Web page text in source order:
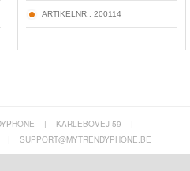
ARTIKELNR.: 200114
| KARLEBOVEJ 59
|
| SUPPORT@MYTRENDYPHONE.BE